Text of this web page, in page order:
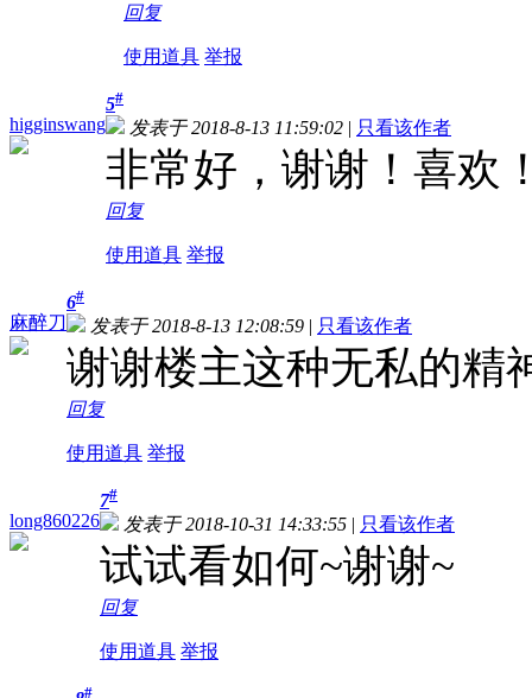
回复
使用道具 举报
higginswang
5#
发表于 2018-8-13 11:59:02 | 只看该作者
非常好，谢谢！喜欢
回复
使用道具 举报
麻醉刀
6#
发表于 2018-8-13 12:08:59 | 只看该作者
谢谢楼主这种无私的精
回复
使用道具 举报
long860226
7#
发表于 2018-10-31 14:33:55 | 只看该作者
试试看如何~谢谢~
回复
使用道具 举报
#